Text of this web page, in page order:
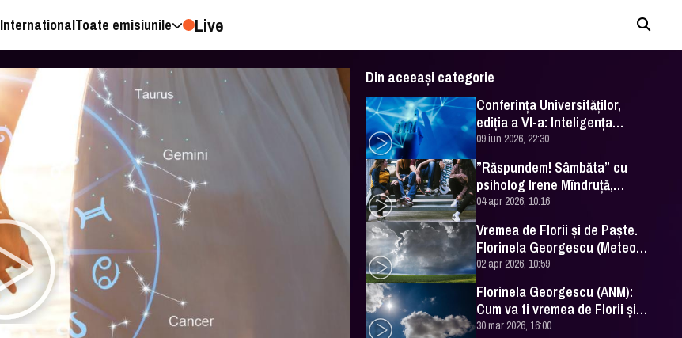
InternationalToate emisiunile Live
Din aceeași categorie
Conferința Universităților,
ediția a VI-a: Inteligența
artificială în Educație- soluție
sau problemă?
09 iun 2026, 22:30
”Răspundem! Sâmbăta” cu
psiholog Irene Mîndruță,
despre adolescență
04 apr 2026, 10:16
Vremea de Florii și de Paște.
Florinela Georgescu (Meteo
România) a făcut prognoza
02 apr 2026, 10:59
Florinela Georgescu (ANM):
Cum va fi vremea de Florii și
de Paște 2026
30 mar 2026, 16:00